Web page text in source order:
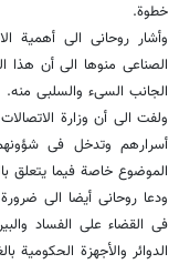
خطوة.
وأشار روحانی الی أهمیة
الصناعی منوها الی أن هذا
الجانب السیء والسلبی منه.
ولفت الی أن وزارة
أسرارهم وتدخل فی
الموضوع خاصة فیما یتعلق
ودعا روحانی أیضا الی
فی القضاء علی الفساد
الدوائر والأجهزة الحکومیة